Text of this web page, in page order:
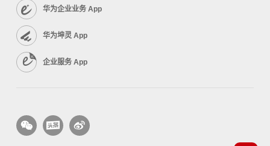
华为企业业务 App
华为坤灵 App
企业服务 App